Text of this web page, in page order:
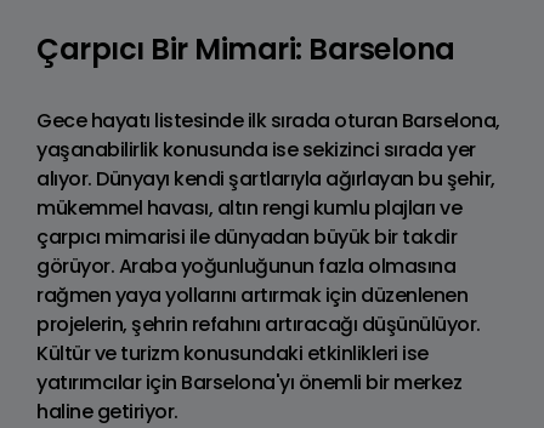
Çarpıcı Bir Mimari: Barselona
Gece hayatı listesinde ilk sırada oturan Barselona,
yaşanabilirlik konusunda ise sekizinci sırada yer
alıyor. Dünyayı kendi şartlarıyla ağırlayan bu şehir,
mükemmel havası, altın rengi kumlu plajları ve
çarpıcı mimarisi ile dünyadan büyük bir takdir
görüyor. Araba yoğunluğunun fazla olmasına
rağmen yaya yollarını artırmak için düzenlenen
projelerin, şehrin refahını artıracağı düşünülüyor.
Kültür ve turizm konusundaki etkinlikleri ise
yatırımcılar için Barselona'yı önemli bir merkez
haline getiriyor.